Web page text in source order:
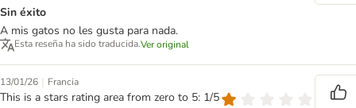
Sin éxito
A mis gatos no les gusta para nada.
Esta reseña ha sido traducida.Ver original
13/01/26 | Francia
This is a stars rating area from zero to 5: 1/5